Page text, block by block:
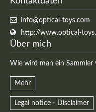
info@optical-toys.com
http://www.optical-
Über mich
Wie wird man ein Sammler
Mehr
Legal notice - Disclaimer